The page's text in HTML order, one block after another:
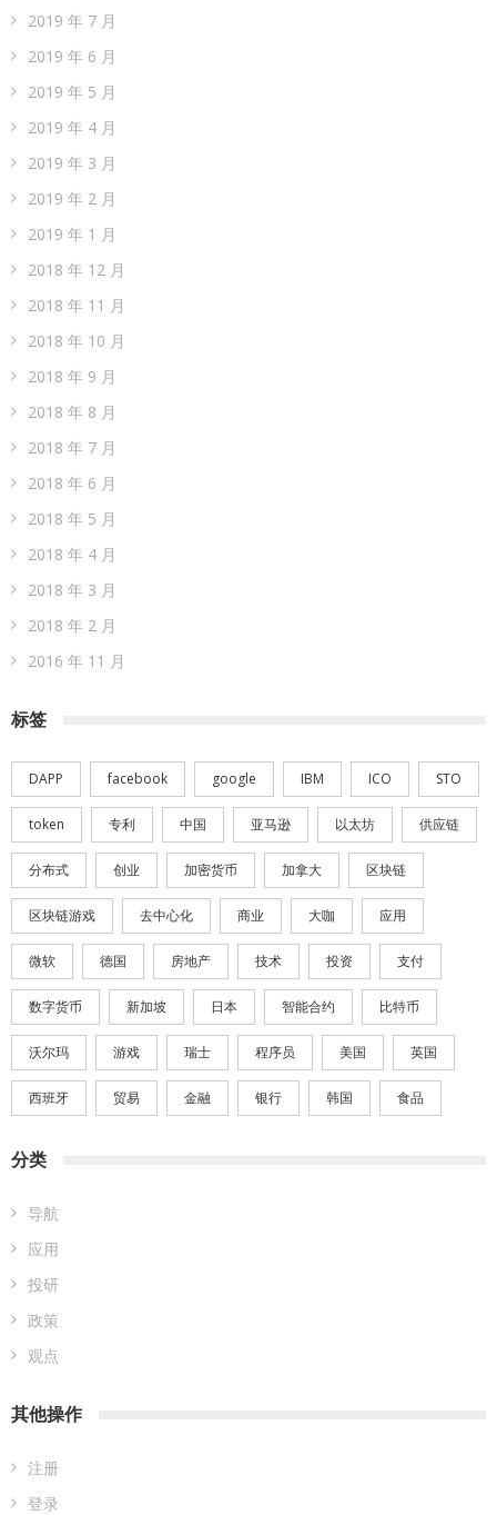
2019 年 7 月
2019 年 6 月
2019 年 5 月
2019 年 4 月
2019 年 3 月
2019 年 2 月
2019 年 1 月
2018 年 12 月
2018 年 11 月
2018 年 10 月
2018 年 9 月
2018 年 8 月
2018 年 7 月
2018 年 6 月
2018 年 5 月
2018 年 4 月
2018 年 3 月
2018 年 2 月
2016 年 11 月
标签
DAPP facebook google IBM ICO STO
token 专利 中国 亚马逊 以太坊 供应链
分布式 创业 加密货币 加拿大 区块链
区块链游戏 去中心化 商业 大咖 应用
微软 德国 房地产 技术 投资 支付
数字货币 新加坡 日本 智能合约 比特币
沃尔玛 游戏 瑞士 程序员 美国 英国
西班牙 贸易 金融 银行 韩国 食品
分类
导航
应用
投研
政策
观点
其他操作
注册
登录